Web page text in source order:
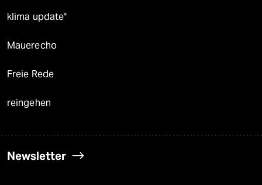
klima update°
Mauerecho
Freie Rede
reingehen
Newsletter